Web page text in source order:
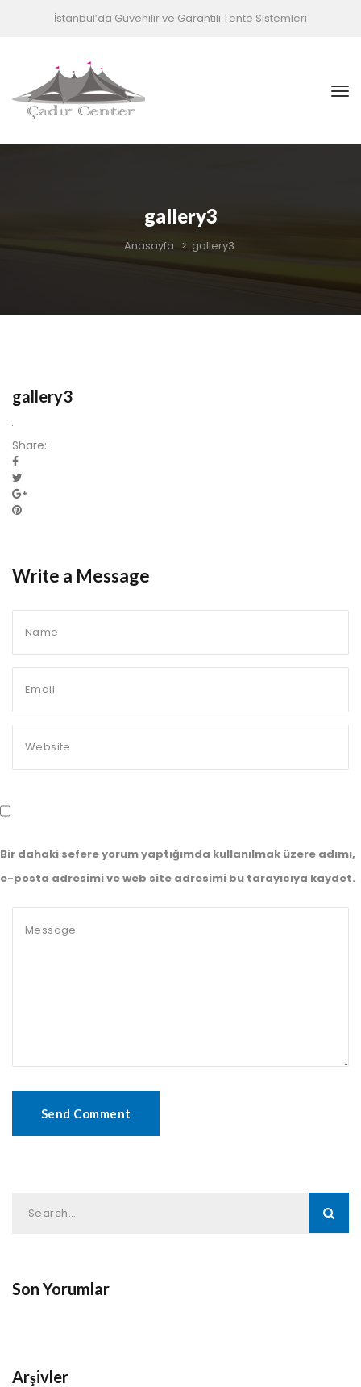
İstanbul’da Güvenilir ve Garantili Tente Sistemleri
gallery3
Anasayfa > gallery3
gallery3
Share:
Write a Message
Bir dahaki sefere yorum yaptığımda kullanılmak üzere adımı,
e-posta adresimi ve web site adresimi bu tarayıcıya kaydet.
Son Yorumlar
Arşivler